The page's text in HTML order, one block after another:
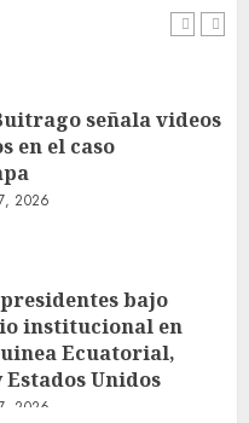
2026
señala videos
en el caso
2026
bajo
institucional en
Ecuatorial,
Unidos
2026